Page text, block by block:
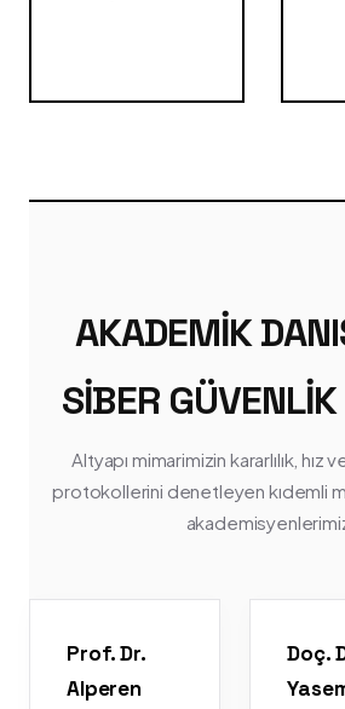
AKADEMIK
SIBER
Altyapı mimarimizin kararlılık, hız
protokollerini denetleyen kıdemli
Prof. Dr.
Alperen
Doç.